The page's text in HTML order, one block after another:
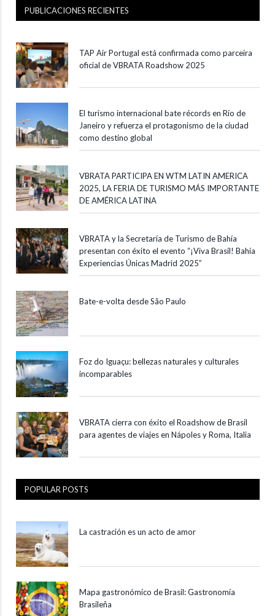
PUBLICACIONES RECIENTES
TAP Air Portugal está confirmada como parceira
oficial de VBRATA Roadshow 2025
El turismo internacional bate récords en Río de
Janeiro y refuerza el protagonismo de la ciudad
como destino global
VBRATA PARTICIPA EN WTM LATIN AMERICA
2025, LA FERIA DE TURISMO MÁS IMPORTANTE
DE AMÉRICA LATINA
VBRATA y la Secretaría de Turismo de Bahía
presentan con éxito el evento “¡Viva Brasil! Bahía
Experiencias Únicas Madrid 2025”
Bate-e-volta desde São Paulo
Foz do Iguaçu: bellezas naturales y culturales
incomparables
VBRATA cierra con éxito el Roadshow de Brasil
para agentes de viajes en Nápoles y Roma, Italia
POPULAR POSTS
La castración es un acto de amor
Mapa gastronómico de Brasil: Gastronomía
Brasileña